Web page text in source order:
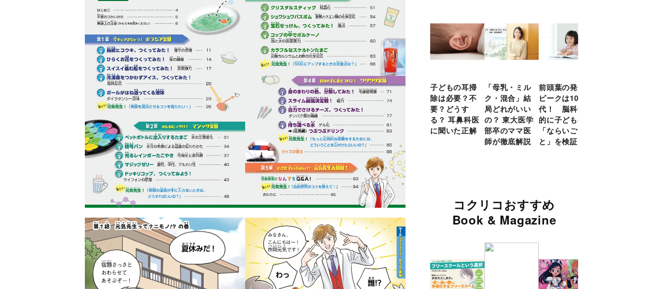
子どもの耳掃
除は必要？不
要？どうす
る？ 耳鼻科医
に聞いた正解
「母乳・ミル
ク・混合」結
局どれがいい
の？ 東大医学
部卒のママ医
師が徹底解説
前頭葉の発達
ピークは10
代！ 脳科学
的に子どもの
「ならいご
と」を検証
コクリコおすすめ
Book & Magazine